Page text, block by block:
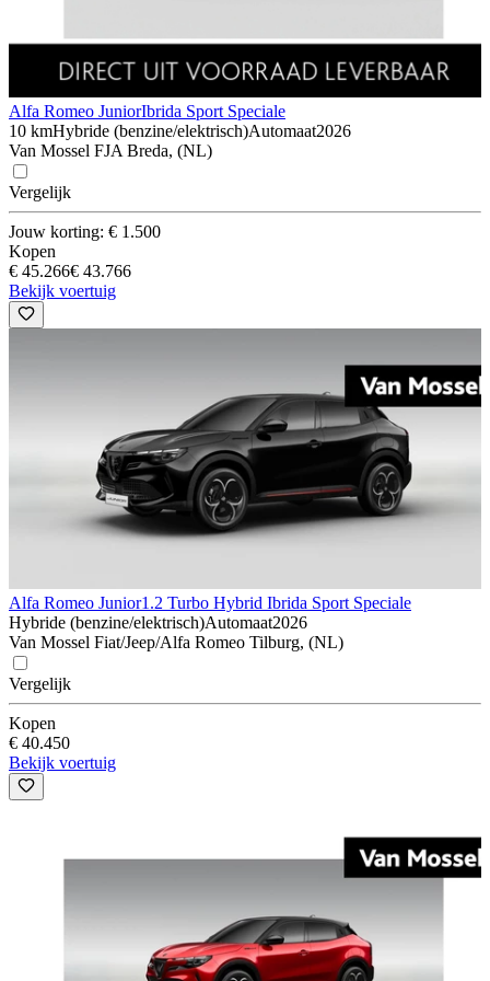
Alfa Romeo JuniorIbrida Sport Speciale
10 kmHybride (benzine/elektrisch)Automaat2026
Van Mossel FJA Breda, (NL)
Vergelijk
Jouw korting: € 1.500
Kopen
€ 45.266€ 43.766
Bekijk voertuig
Alfa Romeo Junior1.2 Turbo Hybrid Ibrida Sport Speciale
Hybride (benzine/elektrisch)Automaat2026
Van Mossel Fiat/Jeep/Alfa Romeo Tilburg, (NL)
Vergelijk
Kopen
€ 40.450
Bekijk voertuig